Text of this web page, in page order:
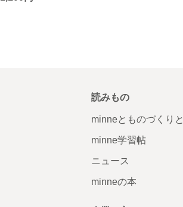
読みもの
minneとものづくりと
minne学習帖
ニュース
minneの本